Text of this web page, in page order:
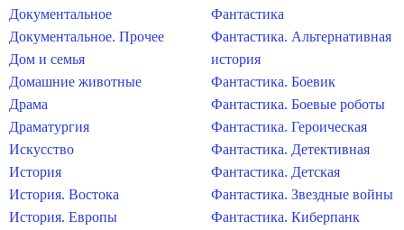
Документальное
Документальное. Прочее
Дом и семья
Домашние животные
Драма
Драматургия
Искусство
История
История. Востока
История. Европы
Фантастика
Фантастика. Альтернативная
история
Фантастика. Боевик
Фантастика. Боевые роботы
Фантастика. Героическая
Фантастика. Детективная
Фантастика. Детская
Фантастика. Звездные войны
Фантастика. Киберпанк